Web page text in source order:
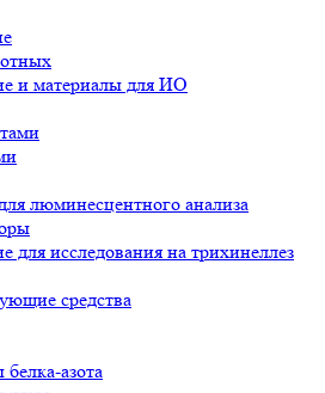
и материалы для ИО
люминесцентного анализа
для исследования на трихинеллез
средства
азота